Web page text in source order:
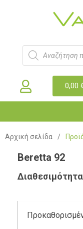
0,00
Αρχική σελίδα /
Beretta 92